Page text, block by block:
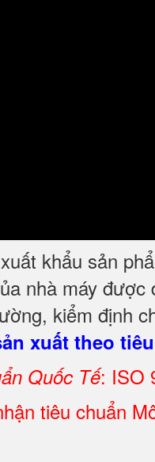
khẩu sản
nhà máy
kiểm định
xuất theo
Quốc Tế: ISO
tiêu chuẩn